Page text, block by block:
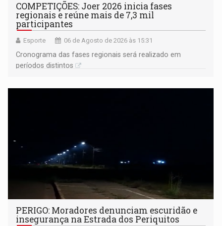
COMPETIÇÕES: Joer 2026 inicia fases
regionais e reúne mais de 7,3 mil
participantes
Esporte 06 de Agosto de 2026 às 15:31
Cronograma das fases regionais será realizado em
períodos distintos
PERIGO: Moradores denunciam escuridão e
insegurança na Estrada dos Periquitos